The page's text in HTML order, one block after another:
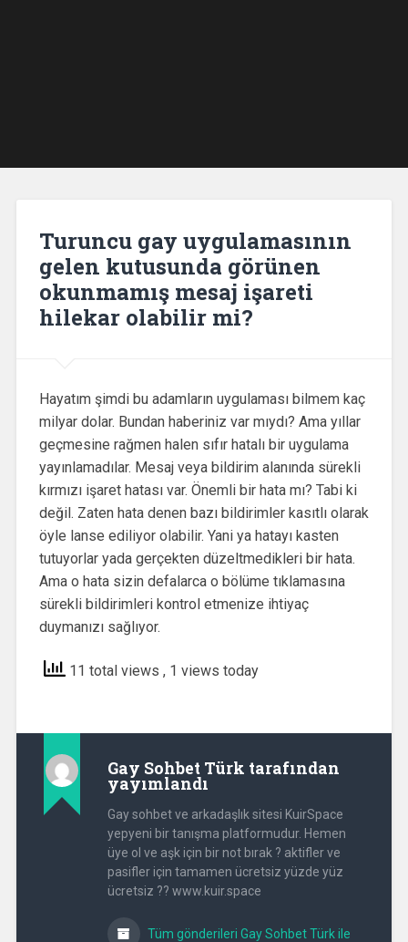
Turuncu gay uygulamasının
gelen kutusunda görünen
okunmamış mesaj işareti
hilekar olabilir mi?
Hayatım şimdi bu adamların uygulaması bilmem kaç
milyar dolar. Bundan haberiniz var mıydı? Ama yıllar
geçmesine rağmen halen sıfır hatalı bir uygulama
yayınlamadılar. Mesaj veya bildirim alanında sürekli
kırmızı işaret hatası var. Önemli bir hata mı? Tabi ki
değil. Zaten hata denen bazı bildirimler kasıtlı olarak
öyle lanse ediliyor olabilir. Yani ya hatayı kasten
tutuyorlar yada gerçekten düzeltmedikleri bir hata.
Ama o hata sizin defalarca o bölüme tıklamasına
sürekli bildirimleri kontrol etmenize ihtiyaç
duymanızı sağlıyor.
11 total views , 1 views today
Gay Sohbet Türk tarafından
yayımlandı
Gay sohbet ve arkadaşlık sitesi KuirSpace
yepyeni bir tanışma platformudur. Hemen
üye ol ve aşk için bir not bırak ? aktifler ve
pasifler için tamamen ücretsiz yüzde yüz
ücretsiz ?? www.kuir.space
Tüm gönderileri Gay Sohbet Türk ile